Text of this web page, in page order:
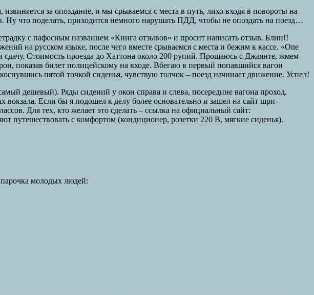
за опоздание, и мы срываемся с места в путь, лихо входя в повороты на
Ну что поделать, приходится немного нарушать ПДД, чтобы не опоздать на поезд…
с пафосным названием «Книга отзывов» и просит написать отзыв. Блин!!
на русском языке, после чего вместе срываемся с места и бежим к кассе. «One
Стоимость проезда до Хаттона около 200 рупий. Прощаюсь с Джаянте, жмем
показав билет полицейскому на входе. Вбегаю в первый попавшийся вагон
пятой точкой сиденья, чувствую толчок – поезд начинает движение. Успел!
дешевый). Ряды сидений у окон справа и слева, посередине вагона проход.
вокзала. Если бы я подошел к делу более основательно и зашел на сайт шри-
Для тех, кто желает это сделать – ссылка на официальный сайт:
путешествовать с комфортом (кондиционер, розетки 220 В, мягкие сиденья).
молодых людей: